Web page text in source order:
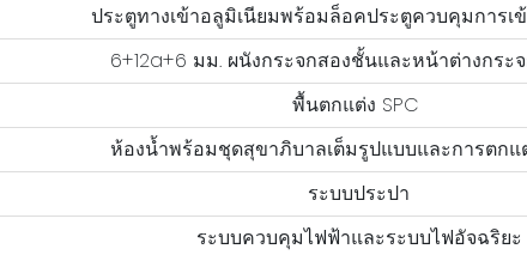
ประตูทางเข้าอลูมิเนียมพร้อมล็อคประตูควบคุมการเ
6+12a+6 มม. ผนังกระจกสองชั้นและหน้าต่างกร
พื้นตกแต่ง SPC
ห้องน้ำพร้อมชุดสุขาภิบาลเต็มรูปแบบและการตกแ
ระบบประปา
ระบบควบคุมไฟฟ้าและระบบไฟอัจฉริยะ